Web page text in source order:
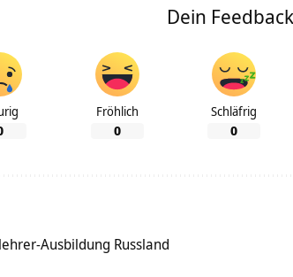
Dein
Fröhlich
0
Schläfrig
0
Ausbildung Russland